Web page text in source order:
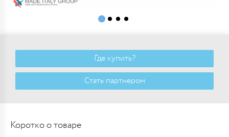
Где купить?
Стать партнером
Коротко о товаре